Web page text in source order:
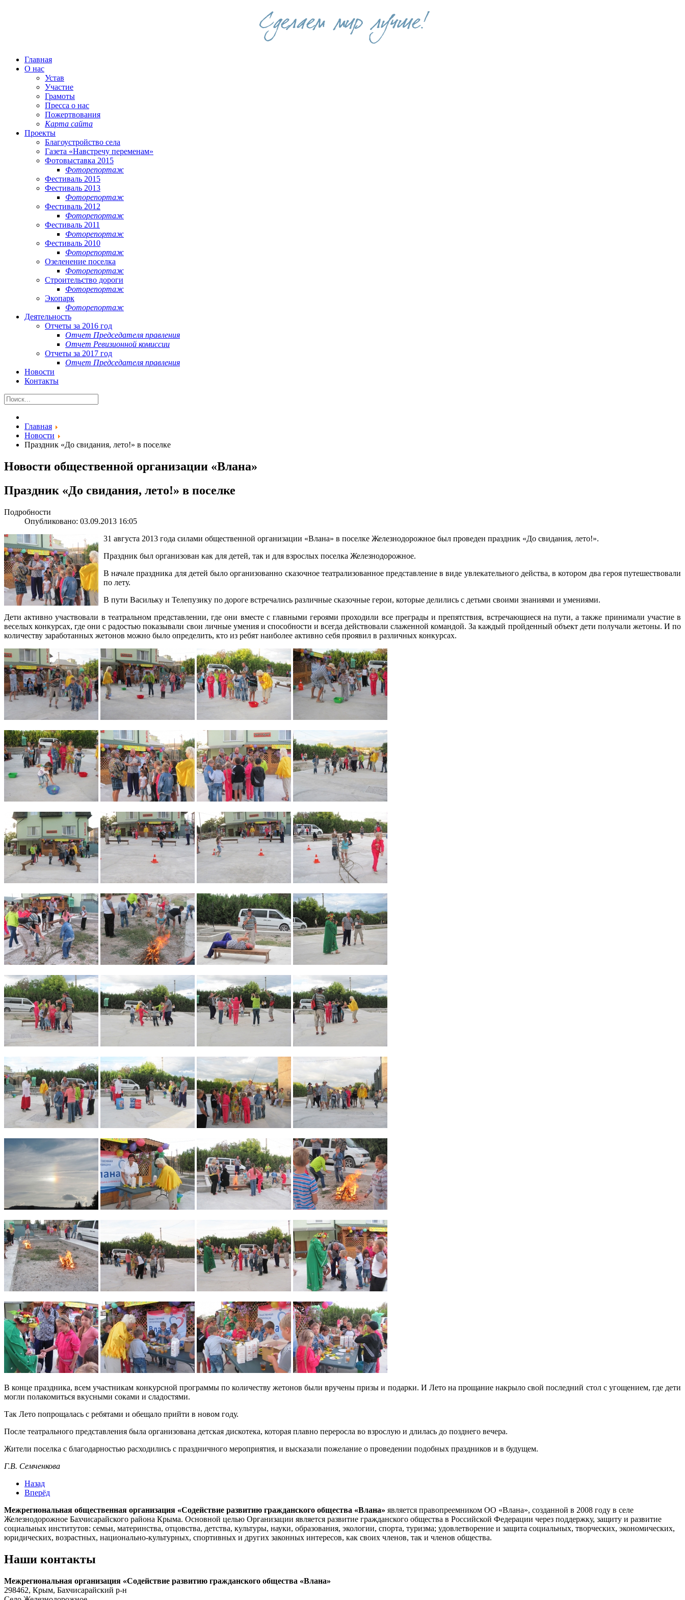
Главная
О нас
Устав
Участие
Грамоты
Пресса о нас
Пожертвования
Карта сайта
Проекты
Благоустройство села
Газета «Навстречу переменам»
Фотовыставка 2015
Фоторепортаж
Фестиваль 2015
Фестиваль 2013
Фоторепортаж
Фестиваль 2012
Фоторепортаж
Фестиваль 2011
Фоторепортаж
Фестиваль 2010
Фоторепортаж
Озеленение поселка
Фоторепортаж
Строительство дороги
Фоторепортаж
Экопарк
Фоторепортаж
Деятельность
Отчеты за 2016 год
Отчет Председателя правления
Отчет Ревизионной комиссии
Отчеты за 2017 год
Отчет Председателя правления
Новости
Контакты
Главная
Новости
Праздник «До свидания, лето!» в поселке
Новости общественной организации «Влана»
Праздник «До свидания, лето!» в поселке
Подробности
Опубликовано: 03.09.2013 16:05
31 августа 2013 года силами общественной организации «Влана» в поселке Железнодорожное был проведен праздник «До свидания, лето!».
Праздник был организован как для детей, так и для взрослых поселка Железнодорожное.
В начале праздника для детей было организованно сказочное театрализованное представление в виде увлекательного действа, в котором два героя путешествовали
по лету.
В пути Васильку и Телепузику по дороге встречались различные сказочные герои, которые делились с детьми своими знаниями и умениями.
Дети активно участвовали в театральном представлении, где они вместе с главными героями проходили все преграды и препятствия, встречающиеся на пути, а также принимали участие в
веселых конкурсах, где они с радостью показывали свои личные умения и способности и всегда действовали слаженной командой. За каждый пройденный объект дети получали жетоны. И по
количеству заработанных жетонов можно было определить, кто из ребят наиболее активно себя проявил в различных конкурсах.
В конце праздника, всем участникам конкурсной программы по количеству жетонов были вручены призы и подарки. И Лето на прощание накрыло свой последний стол с угощением, где дети
могли полакомиться вкусными соками и сладостями.
Так Лето попрощалась с ребятами и обещало прийти в новом году.
После театрального представления была организована детская дискотека, которая плавно переросла во взрослую и длилась до позднего вечера.
Жители поселка с благодарностью расходились с праздничного мероприятия, и высказали пожелание о проведении подобных праздников и в будущем.
Г.В. Семченкова
Назад
Вперёд
Межрегиональная общественная организация «Содействие развитию гражданского общества «Влана» является правопреемником ОО «Влана», созданной в 2008 году в селе
Железнодорожное Бахчисарайского района Крыма. Основной целью Организации является развитие гражданского общества в Российской Федерации через поддержку, защиту и развитие
социальных институтов: семьи, материнства, отцовства, детства, культуры, науки, образования, экологии, спорта, туризма; удовлетворение и защита социальных, творческих, экономических,
юридических, возрастных, национально-культурных, спортивных и других законных интересов, как своих членов, так и членов общества.
Наши контакты
Межрегиональная организация «Содействие развитию гражданского общества «Влана»
298462, Крым, Бахчисарайский р-н